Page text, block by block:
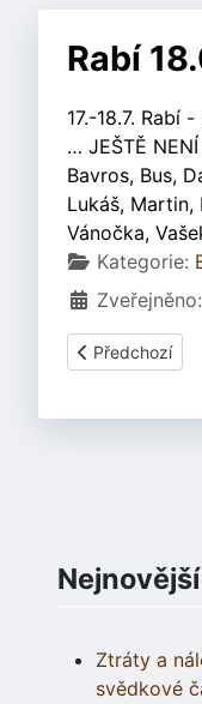
Rabí
17.-18.7. Rabí
… JEŠTĚ
Bavros, Bus,
Lukáš, Martin,
Vánočka,
Základní údaje
Kategorie:
Předchozí
Předchozí
Ztráty a
svědkové